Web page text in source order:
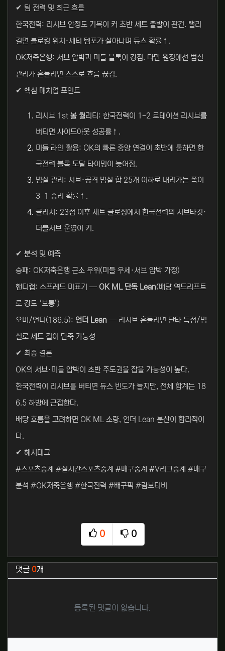
✔ 팀 전력 및 최근 흐름
한국전력: 리시브 안정도 기복이 커 초반 세트 출발이 관건. 랠리
길면 블로킹 위치·세터 템포가 살아나며 듀스 확률↑.
OK저축은행: 서브 압박과 미들 블록이 강점. 다만 원정에선 범실
관리가 흔들리면 스스로 흐름 끊김.
✔ 핵심 매치업 포인트
리시브 1st 볼 퀄리티: 한국전력이 1-2 로테이션 리시브를
버티면 사이드아웃 성공률↑.
미들 라인 활용: OK의 빠른 중앙 연결이 초반에 통하면 한
국전력 블록 도달 타이밍이 늦어짐.
범실 관리: 서브·공격 범실 합 25개 이하로 내려가는 쪽이
3–1 승리 확률↑.
클러치: 23점 이후 세트 클로징에서 한국전력의 서브타깃·
더블서브 운영이 키.
✔ 분석 및 예측
승패: OK저축은행 근소 우위(미들 우세·서브 압박 가정)
핸디캡: 스프레드 미표기 — OK ML 단독 Lean(배당 역드리프트
로 강도 ‘보통’)
오버/언더(186.5): 언더 Lean — 리시브 흔들리면 단타 득점/범
실로 세트 길이 단축 가능성
✔ 최종 결론
OK의 서브·미들 압박이 초반 주도권을 잡을 가능성이 높다.
한국전력이 리시브를 버티면 듀스 빈도가 늘지만, 전체 합계는 18
6.5 하방에 근접한다.
배당 흐름을 고려하면 OK ML 소량, 언더 Lean 분산이 합리적이
다.
✔ 해시태그
#스포츠중계 #실시간스포츠중계 #배구중계 #V리그중계 #배구
분석 #OK저축은행 #한국전력 #배구픽 #람보티비
0
추천
0
비추천
관련자료
댓글 0개
등록된 댓글이 없습니다.